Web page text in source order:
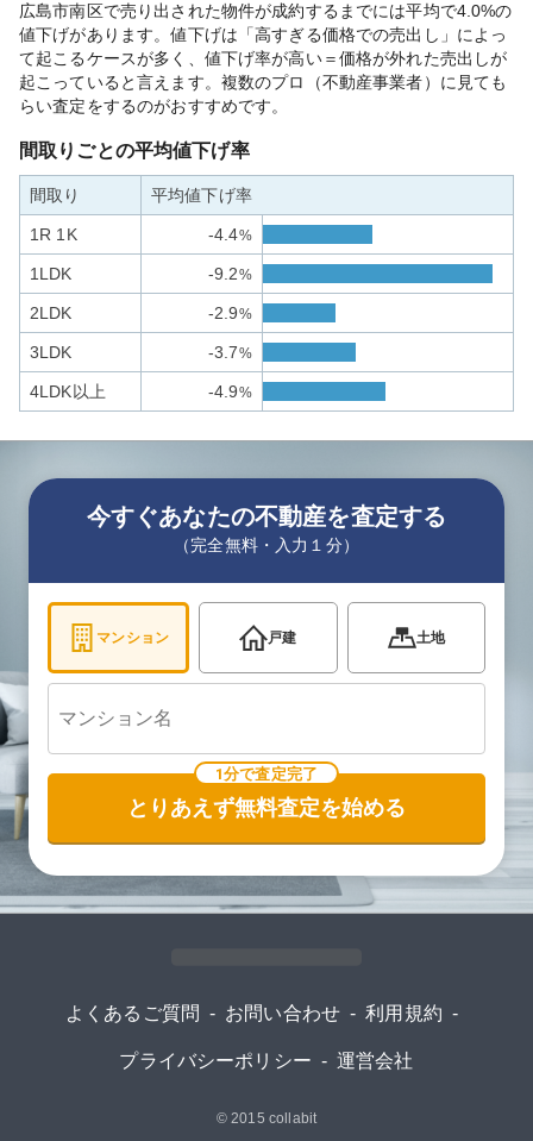
広島市南区で売り出された物件が成約するまでには平均で4.0%の
値下げがあります。値下げは「高すぎる価格での売出し」によっ
て起こるケースが多く、値下げ率が高い＝価格が外れた売出しが
起こっていると言えます。複数のプロ（不動産事業者）に見ても
らい査定をするのがおすすめです。
間取りごとの平均値下げ率
間取り 平均値下げ率
1R 1K -4.4%
1LDK -9.2%
2LDK -2.9%
3LDK -3.7%
4LDK以上 -4.9%
今すぐあなたの不動産を査定する
（完全無料・入力１分）
マンション 戸建 土地
1分で査定完了
とりあえず無料査定を始める
よくあるご質問 - お問い合わせ - 利用規約 -
プライバシーポリシー - 運営会社
© 2015 collabit